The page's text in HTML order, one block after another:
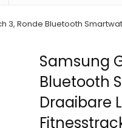
3, Ronde Bluetooth
Samsung
Bluetooth
Draaibare